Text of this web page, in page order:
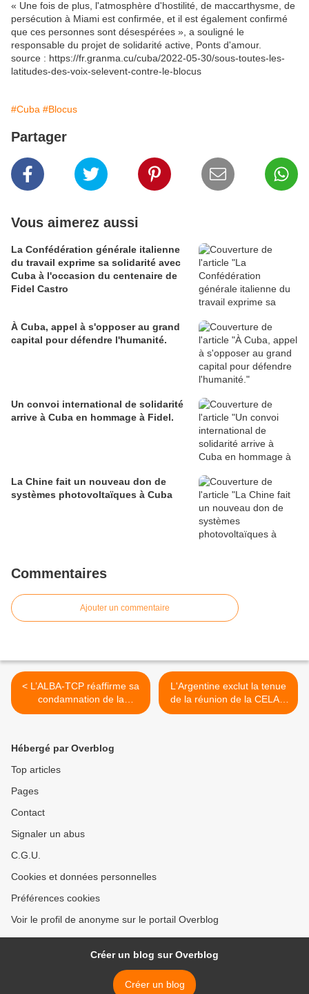
« Une fois de plus, l'atmosphère d'hostilité, de maccarthysme, de
persécution à Miami est confirmée, et il est également confirmé
que ces personnes sont désespérées », a souligné le
responsable du projet de solidarité active, Ponts d'amour.
source : https://fr.granma.cu/cuba/2022-05-30/sous-toutes-les-
latitudes-des-voix-selevent-contre-le-blocus
#Cuba #Blocus
Partager
Vous aimerez aussi
La Confédération générale italienne
du travail exprime sa solidarité avec
Cuba à l'occasion du centenaire de
Fidel Castro
À Cuba, appel à s'opposer au grand
capital pour défendre l'humanité.
Un convoi international de solidarité
arrive à Cuba en hommage à Fidel.
La Chine fait un nouveau don de
systèmes photovoltaïques à Cuba
Commentaires
Ajouter un commentaire
< L’ALBA-TCP réaffirme sa
condamnation de la
politique d’exclusion des
L'Argentine exclut la tenue
de la réunion de la CELAC
aux États-Unis >
Hébergé par Overblog
Top articles
Pages
Contact
Signaler un abus
C.G.U.
Cookies et données personnelles
Préférences cookies
Voir le profil de anonyme sur le portail Overblog
Créer un blog sur Overblog
Créer un blog